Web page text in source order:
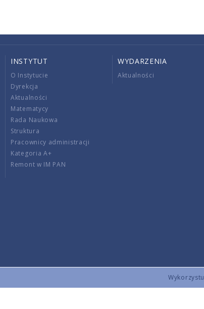
INSTYTUT
O Instytucie
Dyrekcja
Aktualności
Matematycy
Rada Naukowa
Struktura
Pracownicy administracji
Kategoria A+
Remont w IM PAN
WYDARZENIA
Aktualności